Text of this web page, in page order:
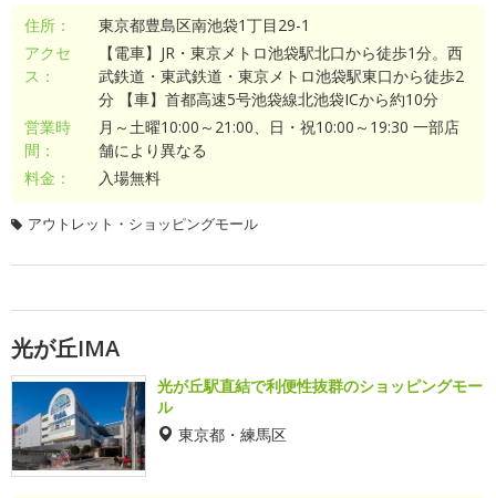
住所：
東京都豊島区南池袋1丁目29-1
アクセ
ス：
【電車】JR・東京メトロ池袋駅北口から徒歩1分。西
武鉄道・東武鉄道・東京メトロ池袋駅東口から徒歩2
分 【車】首都高速5号池袋線北池袋ICから約10分
営業時
間：
月～土曜10:00～21:00、日・祝10:00～19:30 一部店
舗により異なる
料金：
入場無料
アウトレット・ショッピングモール
光が丘IMA
光が丘駅直結で利便性抜群のショッピングモー
ル
東京都・練馬区